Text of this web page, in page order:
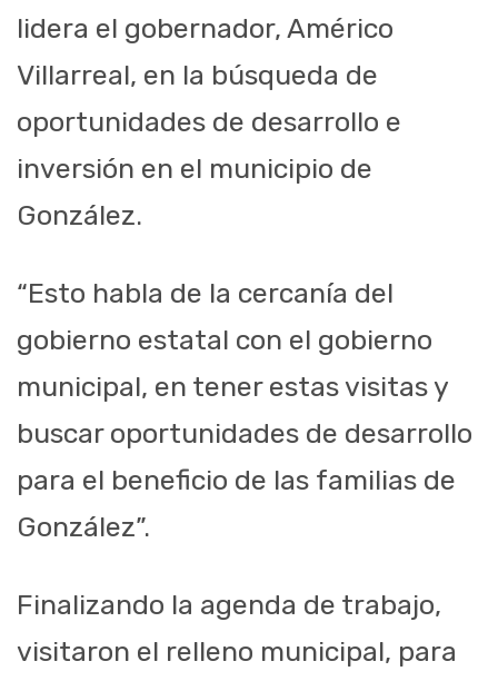
lidera el gobernador, Américo
Villarreal, en la búsqueda de
oportunidades de desarrollo e
inversión en el municipio de
González.
“Esto habla de la cercanía del
gobierno estatal con el gobierno
municipal, en tener estas visitas y
buscar oportunidades de desarrollo
para el beneficio de las familias de
González”.
Finalizando la agenda de trabajo,
visitaron el relleno municipal, para